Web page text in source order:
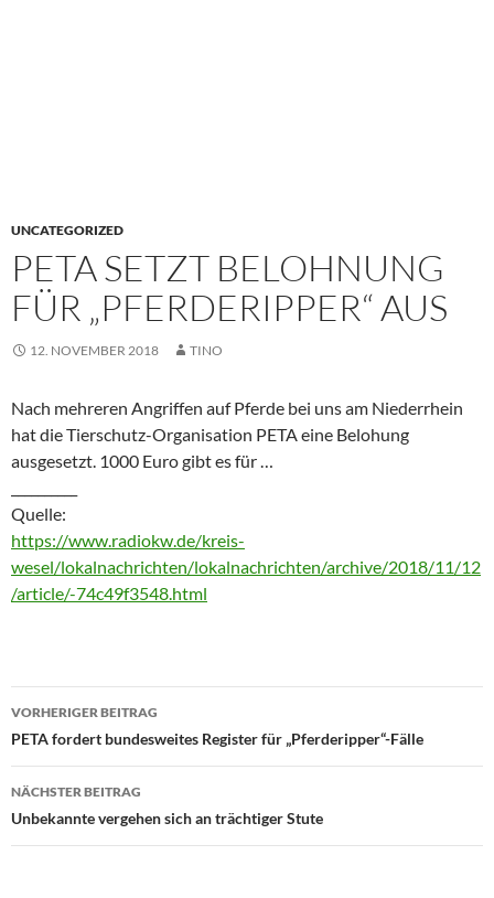
UNCATEGORIZED
PETA SETZT BELOHNUNG
FÜR „PFERDERIPPER“ AUS
12. NOVEMBER 2018 TINO
Nach mehreren Angriffen auf Pferde bei uns am Niederrhein
hat die Tierschutz-Organisation PETA eine Belohung
ausgesetzt. 1000 Euro gibt es für …
Quelle:
https://www.radiokw.de/kreis-
wesel/lokalnachrichten/lokalnachrichten/archive/2018/11/12
/article/-74c49f3548.html
Beitragsnavigation
VORHERIGER BEITRAG
PETA fordert bundesweites Register für „Pferderipper“-Fälle
NÄCHSTER BEITRAG
Unbekannte vergehen sich an trächtiger Stute